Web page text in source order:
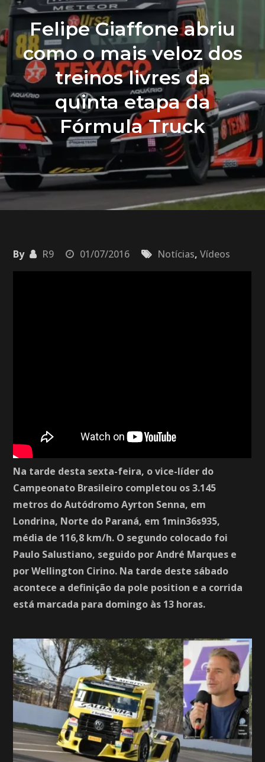
Felipe Giaffone abriu
como o mais veloz dos
treinos livres da
quinta etapa da
Fórmula Truck
By R9 01/07/2016 Notícias,Vídeos
Na tarde desta sexta-feira, o vice-líder do
Campeonato Brasileiro completou os 3.145
metros do Autódromo Ayrton Senna, em
Londrina, Norte do Paraná, em 1min36s935,
média de 116,8 km/h. O segundo colocado foi
Paulo Salustiano, seguido por André Marques e
por Wellington Cirino. Na tarde deste sábado
acontece a definição da pole position e a corrida
está marcada para domingo às 13 horas.